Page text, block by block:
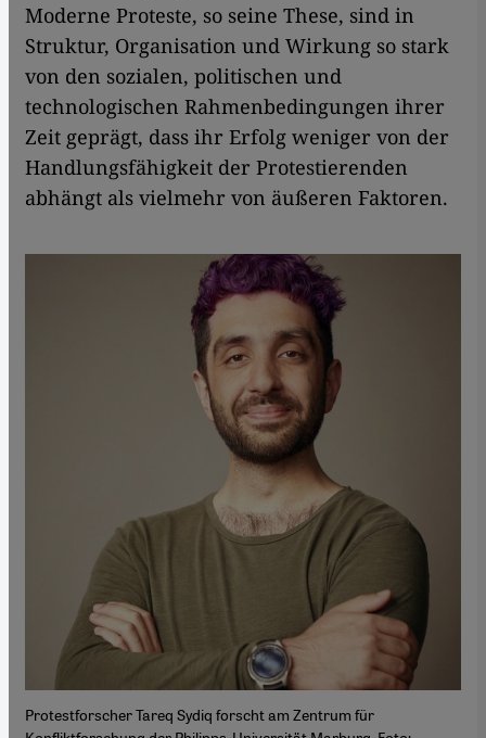
Moderne Proteste, so seine These, sind in
Struktur, Organisation und Wirkung so stark
von den sozialen, politischen und
technologischen Rahmenbedingungen ihrer
Zeit geprägt, dass ihr Erfolg weniger von der
Handlungsfähigkeit der Protestierenden
abhängt als vielmehr von äußeren Faktoren.
Protestforscher Tareq Sydiq forscht am Zentrum für